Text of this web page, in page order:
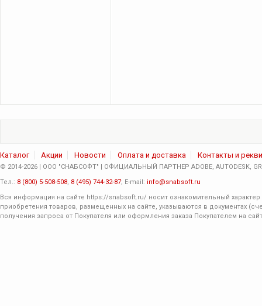
Каталог Акции Новости Оплата и доставка Контакты и
© 2014-2026 | ООО "СНАБСОФТ" | ОФИЦИАЛЬНЫЙ ПАРТНЕР ADOBE, AUTODESK,
Тел.: 8 (800) 5-508-508, 8 (495) 744-32-87; E-mail: info@snabsoft.ru
Вся информация на сайте https://snabsoft.ru/ носит ознакомительный
приобретения товаров, размещенных на сайте, указываются в документах
получения запроса от Покупателя или оформления заказа Покупателем на